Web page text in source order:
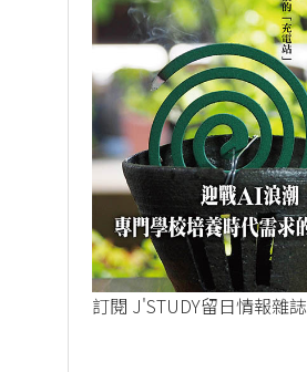
訂閱 J'STUDY留日情報雜誌